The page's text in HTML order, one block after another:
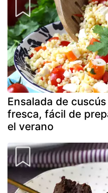
Ensalada de
fresca, fácil de
el verano